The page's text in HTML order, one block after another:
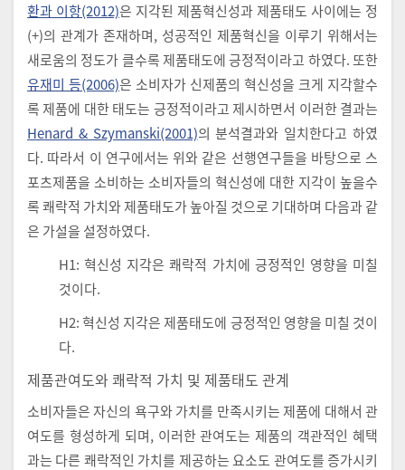
환과 이항(2012)은 지각된 제품혁신성과 제품태도 사이에는 정
(+)의 관계가 존재하며, 성공적인 제품혁신을 이루기 위해서는
새로움의 정도가 클수록 제품태도에 긍정적이라고 하였다. 또한
유재미 등(2006)은 소비자가 신제품의 혁신성을 크게 지각할수
록 제품에 대한 태도는 긍정적이라고 제시하면서 이러한 결과는
Henard & Szymanski(2001)의 분석결과와 일치한다고 하였
다. 따라서 이 연구에서는 위와 같은 선행연구들을 바탕으로 스
포츠제품을 소비하는 소비자들의 혁신성에 대한 지각이 높을수
록 쾌락적 가치와 제품태도가 높아질 것으로 기대하며 다음과 같
은 가설을 설정하였다.
H1: 혁신성 지각은 쾌락적 가치에 긍정적인 영향을 미칠
것이다.
H2: 혁신성 지각은 제품태도에 긍정적인 영향을 미칠 것이
다.
제품관여도와 쾌락적 가치 및 제품태도 관계
소비자들은 자신의 욕구와 가치를 만족시키는 제품에 대해서 관
여도를 형성하게 되며, 이러한 관여도는 제품의 객관적인 혜택
과는 다른 쾌락적인 가치를 제공하는 요소도 관여도를 증가시키